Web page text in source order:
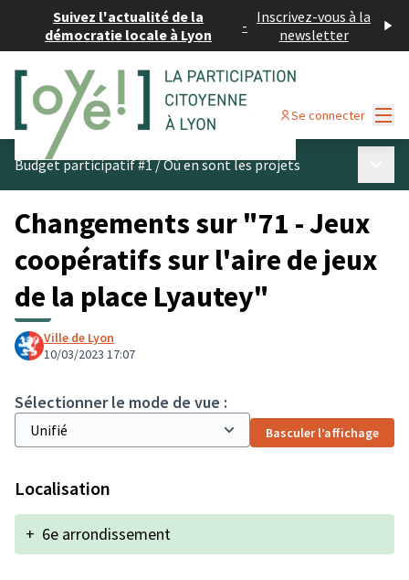
Suivez l'actualité de la
démocratie locale à Lyon
- Inscrivez-vous à la
newsletter
Se connecter
Budget participatif #1/Où en sont les projets
Changements sur "71 - Jeux
coopératifs sur l'aire de jeux
de la place Lyautey"
Ville de Lyon
10/03/2023 17:07
Sélectionner le mode de vue :
Basculer l’affichage
Localisation
+ 6e arrondissement